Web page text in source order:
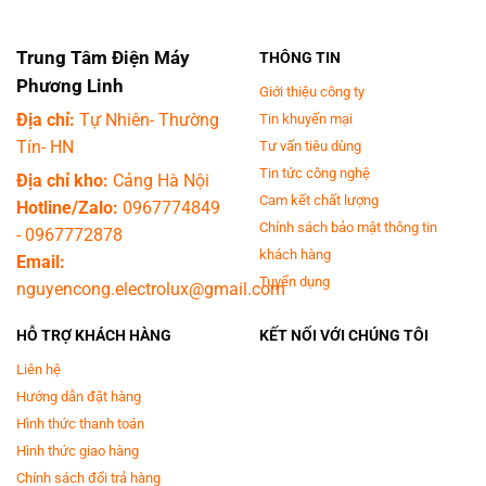
Tiết kiệm điện nước hiệu quả với công nghệ
EcoInverter
Máy giặt Electrolux vận hành êm ái, không gây tiếng ồn, kéo dài tuổi thọ
nhờ công nghệ EcoInverter. Bên cạnh đó, công nghệ này còn giúp tiết
Trung Tâm Điện Máy
Phương Linh
Địa chỉ: Tự Nhiên- Thường
Tín- HN
Địa chỉ kho: Cảng Hà Nội
Hotline/Zalo: 0967774849
-0967772878
Email:
nguyencong.electrolux@gmail.com
THÔNG TIN
Giới thiệu công ty
Tin khuyến mại
Tư vấn tiêu dùng
Tin tức công nghệ
Cam kết chất lượng
Chính sách bảo mật thông tin
khách hàng
Tuyển dụng
HỖ TRỢ KHÁCH HÀNG
Liên hệ
Hướng dẫn đặt hàng
Hình thức thanh toán
Hình thức giao hàng
Chính sách đổi trả hàng
KẾT NỐI VỚI CHÚNG TÔI